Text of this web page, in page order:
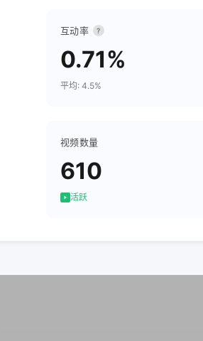
互动率 ?
0.71%
平均: 4.5%
视频数量
610
活跃